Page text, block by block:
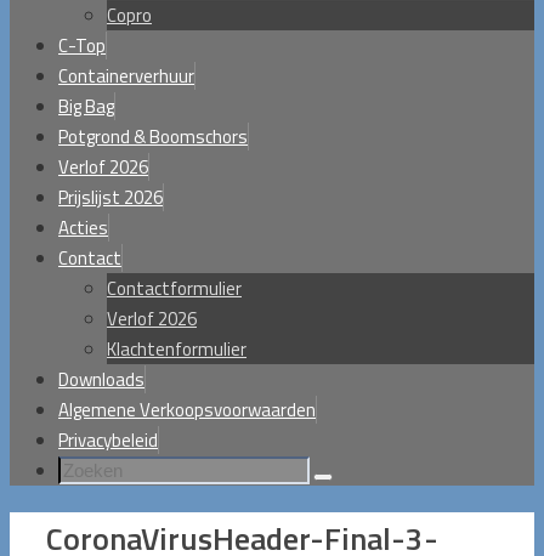
Copro
C-Top
Containerverhuur
Big Bag
Potgrond & Boomschors
Verlof 2026
Prijslijst 2026
Acties
Contact
Contactformulier
Verlof 2026
Klachtenformulier
Downloads
Algemene Verkoopsvoorwaarden
Privacybeleid
Zoeken
CoronaVirusHeader-Final-3-